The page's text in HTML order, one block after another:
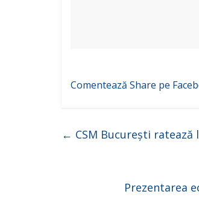
Comentează Share pe
← CSM București
Prezentarea